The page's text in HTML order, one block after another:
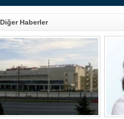
Diğer Haberler